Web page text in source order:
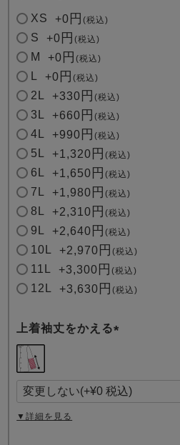
(
)
XS +0 税込
S +0 税込
M +0 税込
+0 税込
2L +330 税込
3L +660 税込
4L +990 税込
5L +1,320 税込
6L +1,650 税込
7L +1,980 税込
8L +2,310 税込
9L +2,640 税込
10L +2,970 税込
11L +3,300 税込
12L +3,630 税込
上着袖丈をかえる
須
)
▼詳細を見る